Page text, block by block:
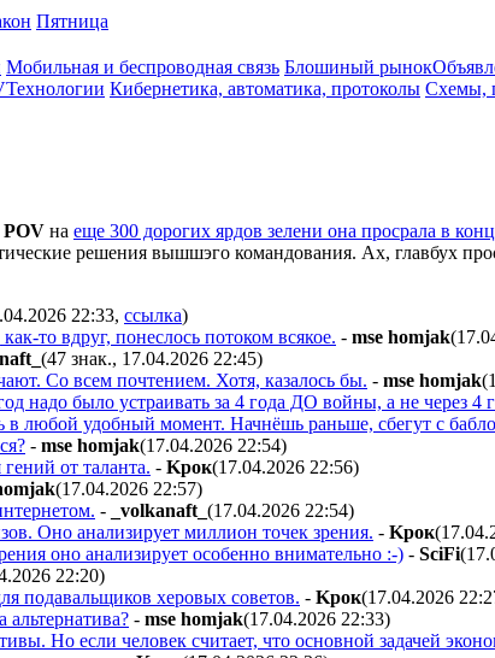
Пятница
Мобильная и беспроводная связь Блошиный рынок
Технологии Кибернетика, автоматика, протоколы Схемы,
POV на еще 300 дорогих ярдов зелени она просрала в
решения вышшэго командования. Ах, главбух
22:33, ссылка)
то вдруг, понеслось потоком всякое. - mse homjak
(47 знак., 17.04.2026 22:45)
Со всем почтением. Хотя, казалось бы. - mse homjak
надо было устраивать за 4 года ДО войны, а не через
в любой удобный момент. Начнёшь раньше, сбегут с
- mse homjak(17.04.2026 22:54)
от таланта. - Kpoк(17.04.2026 22:56)
(17.04.2026 22:57)
- _volkanaft_ (17.04.2026 22:54)
Оно анализирует миллион точек зрения. - Kpoк
оно анализирует особенно внимательно :-) - SciFi
22:20)
подавальщиков херовых советов. - Kpoк(17.04.2026
альтернатива? - mse homjak(17.04.2026 22:33)
Но если человек считает, что основной задачей